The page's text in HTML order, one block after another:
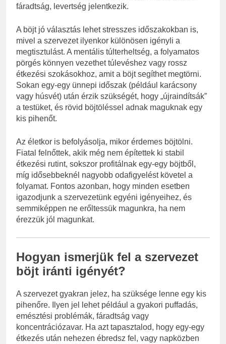
fáradtság, levertség jelentkezik.
A böjt jó választás lehet stresszes időszakokban is,
mivel a szervezet ilyenkor különösen igényli a
megtisztulást. A mentális túlterheltség, a folyamatos
pörgés könnyen vezethet túlevéshez vagy rossz
étkezési szokásokhoz, amit a böjt segíthet megtörni.
Sokan egy-egy ünnepi időszak (például karácsony
vagy húsvét) után érzik szükségét, hogy „újraindítsák”
a testüket, és rövid böjtöléssel adnak maguknak egy
kis pihenőt.
Az életkor is befolyásolja, mikor érdemes böjtölni.
Fiatal felnőttek, akik még nem építettek ki stabil
étkezési rutint, sokszor profitálnak egy-egy böjtből,
míg idősebbeknél nagyobb odafigyelést követel a
folyamat. Fontos azonban, hogy minden esetben
igazodjunk a szervezetünk egyéni igényeihez, és
semmiképpen ne erőltessük magunkra, ha nem
érezzük jól magunkat.
Hogyan ismerjük fel a szervezet
böjt iránti igényét?
A szervezet gyakran jelez, ha szüksége lenne egy kis
pihenőre. Ilyen jel lehet például a gyakori puffadás,
emésztési problémák, fáradtság vagy
koncentrációzavar. Ha azt tapasztalod, hogy egy-egy
étkezés után nehezen ébredsz fel, vagy napközben